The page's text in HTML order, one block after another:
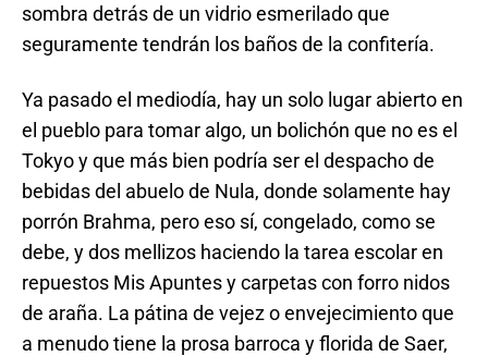
sombra detrás de un vidrio esmerilado que
seguramente tendrán los baños de la confitería.
Ya pasado el mediodía, hay un solo lugar abierto en
el pueblo para tomar algo, un bolichón que no es el
Tokyo y que más bien podría ser el despacho de
bebidas del abuelo de Nula, donde solamente hay
porrón Brahma, pero eso sí, congelado, como se
debe, y dos mellizos haciendo la tarea escolar en
repuestos Mis Apuntes y carpetas con forro nidos
de araña. La pátina de vejez o envejecimiento que
a menudo tiene la prosa barroca y florida de Saer,